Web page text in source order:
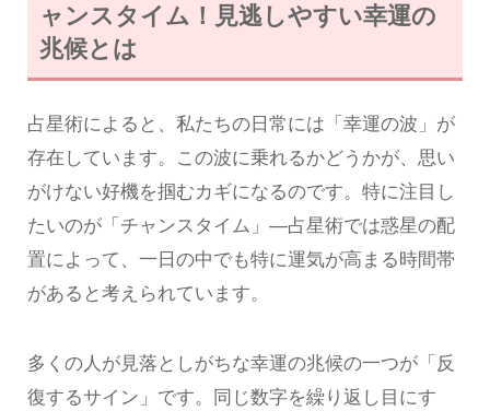
ャンスタイム！見逃しやすい幸運の
兆候とは
占星術によると、私たちの日常には「幸運の波」が
存在しています。この波に乗れるかどうかが、思い
がけない好機を掴むカギになるのです。特に注目し
たいのが「チャンスタイム」—占星術では惑星の配
置によって、一日の中でも特に運気が高まる時間帯
があると考えられています。
多くの人が見落としがちな幸運の兆候の一つが「反
復するサイン」です。同じ数字を繰り返し目にす